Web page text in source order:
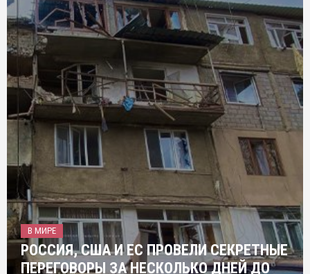
В МИРЕ
РОССИЯ, США И ЕС ПРОВЕЛИ СЕКРЕТНЫЕ
ПЕРЕГОВОРЫ ЗА НЕСКОЛЬКО ДНЕЙ ДО